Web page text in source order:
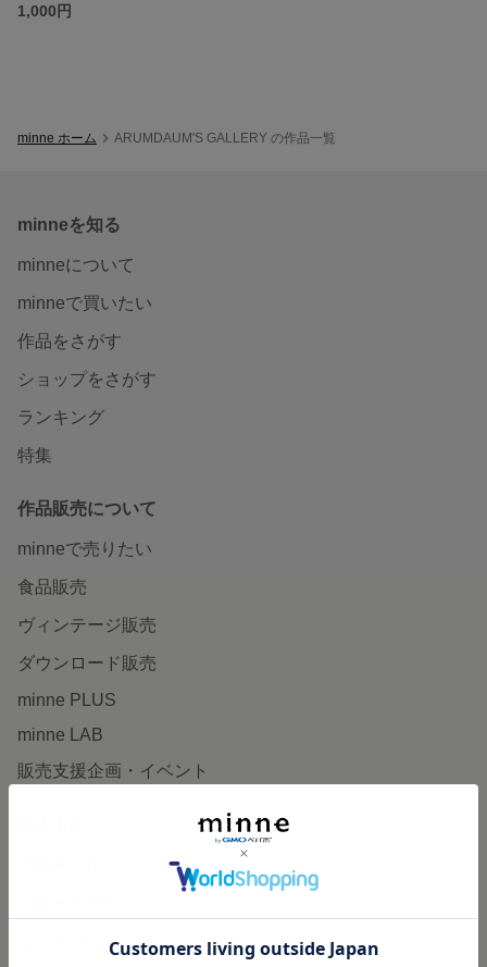
1,000円
minne ホーム ARUMDAUM'S GALLERY の作品一覧
minneを知る
minneについて
minneで買いたい
作品をさがす
ショップをさがす
ランキング
特集
作品販売について
minneで売りたい
食品販売
ヴィンテージ販売
ダウンロード販売
minne PLUS
minne LAB
販売支援企画・イベント
minneとものづくりと